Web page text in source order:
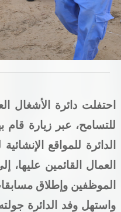
التحقق
خدمات
احتفلت دائرة الأشغال
للتسامح، عبر زيارة
الدائرة للمواقع
العمال القائمين
الموظفين وإطلاق
واستهل وفد الدائرة